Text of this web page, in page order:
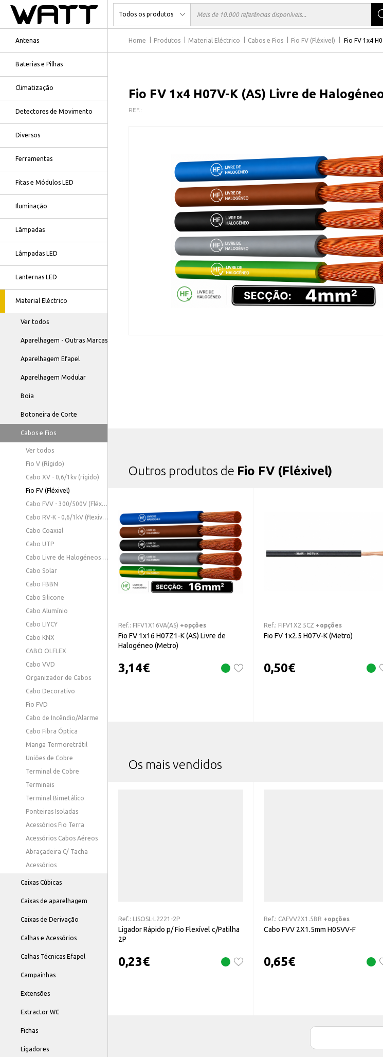
Antenas
Baterias e Pilhas
Climatização
Detectores de Movimento
Diversos
Ferramentas
Fitas e Módulos LED
Iluminação
Lâmpadas
Lâmpadas LED
Lanternas LED
Material Eléctrico
Ver todos
Aparelhagem - Outras Marcas
Aparelhagem Efapel
Aparelhagem Modular
Boia
Botoneira de Corte
Cabos e Fios
Ver todos
Fio V (Rígido)
Cabo XV - 0,6/1kv (rígido)
Fio FV (Fléxivel)
Cabo FVV - 300/500V (Fléxivel)
Cabo RV-K - 0,6/1kV (flexível)
Cabo Coaxial
Cabo UTP
Cabo Livre de Halogéneos - 0,6/1KV (Fléxivel)
Cabo Solar
Cabo FBBN
Cabo Silicone
Cabo Alumínio
Cabo LIYCY
Cabo KNX
CABO OLFLEX
Cabo VVD
Organizador de Cabos
Cabo Decorativo
Fio FVD
Cabo de Incêndio/Alarme
Cabo Fibra Óptica
Manga Termoretrátil
Uniões de Cobre
Terminal de Cobre
Terminais
Terminal Bimetálico
Ponteiras Isoladas
Acessórios Fio Terra
Acessórios Cabos Aéreos
Abraçadeira C/ Tacha
Acessórios
Caixas Cúbicas
Caixas de aparelhagem
Caixas de Derivação
Calhas e Acessórios
Calhas Técnicas Efapel
Campainhas
Extensões
Extractor WC
Fichas
Ligadores
Home Produtos Material Eléctrico Cabos e Fios Fio FV (Fléxivel) Fio FV 1x4
Fio FV 1x4 H07V-K (AS) Livre de
REF.:
Outros produtos de Fio FV (Fléxivel)
Ref.: FIFV1X16VA(AS) +opções
Fio FV 1x16 H07Z1-K (AS) Livre de
Halogéneo (Metro)
3,14€
Ref.: FIFV1X2.5CZ +opções
Fio FV 1x2.5 H07V-K (Metro)
0,50€
Os mais vendidos
Ref.: LISOSL-L2221-2P
Ligador Rápido p/ Fio Flexível c/Patilha
2P
0,23€
Ref.: CAFVV2X1.5BR +opções
Cabo FVV 2X1.5mm H05VV-F
0,65€